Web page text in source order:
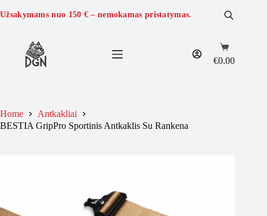
to
Užsakymams nuo 150 € – nemokamas pristatymas.
Shopping
cart
€0.00
Home
Antkakliai
BESTIA GripPro Sportinis Antkaklis Su Rankena